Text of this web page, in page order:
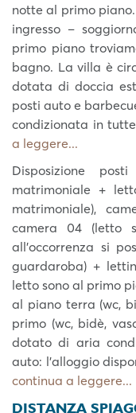
notte al primo
ingresso –
primo piano
bagno. La villa è
dotata di doccia
posti auto e
condizionata in
a leggere...
Disposizione
matrimoniale +
matrimoniale),
camera 04 (letto
all'occorrenza si
guardaroba) +
letto sono al primo
al piano terra (wc,
primo (wc, bidè,
dotato di aria
auto: l'alloggio
continua a leggere...
DISTANZA